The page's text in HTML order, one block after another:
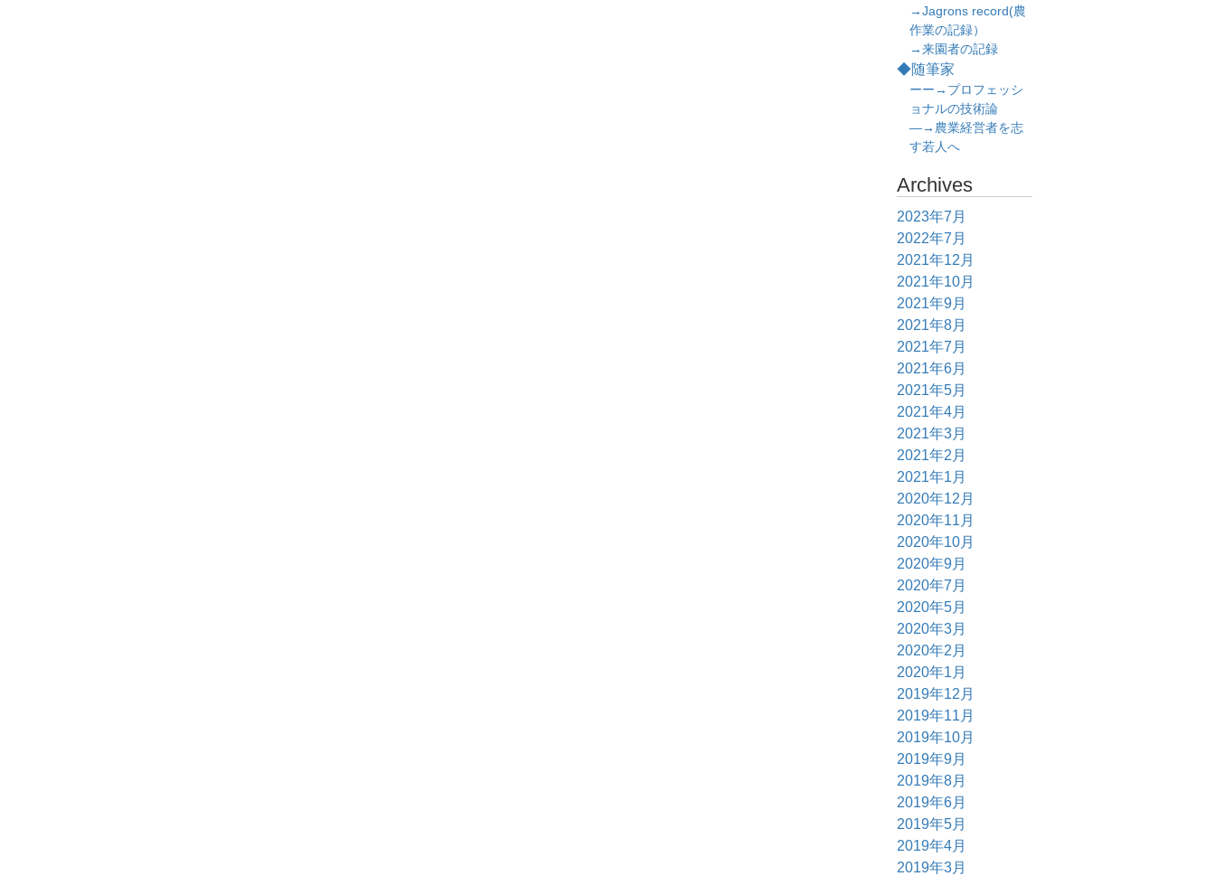
→Jagrons record(農
作業の記録）
→来園者の記録
◆随筆家
ーー→プロフェッシ
ョナルの技術論
―→農業経営者を志
す若人へ
Archives
2023年7月
2022年7月
2021年12月
2021年10月
2021年9月
2021年8月
2021年7月
2021年6月
2021年5月
2021年4月
2021年3月
2021年2月
2021年1月
2020年12月
2020年11月
2020年10月
2020年9月
2020年7月
2020年5月
2020年3月
2020年2月
2020年1月
2019年12月
2019年11月
2019年10月
2019年9月
2019年8月
2019年6月
2019年5月
2019年4月
2019年3月